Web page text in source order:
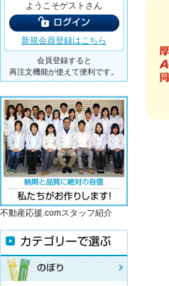
ようこそゲストさん
新規会員登録はこちら
会員登録すると
再注文機能が使えて便利です。
不動産応援.comスタッフ紹介